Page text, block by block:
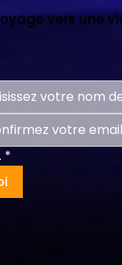
vers une
*